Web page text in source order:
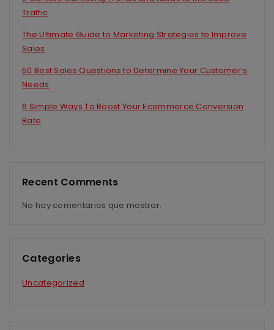
Traffic
The Ultimate Guide to Marketing Strategies to Improve
Sales
50 Best Sales Questions to Determine Your Customer’s
Needs
6 Simple Ways To Boost Your Ecommerce Conversion
Rate
Recent Comments
No hay comentarios que mostrar.
Categories
Uncategorized